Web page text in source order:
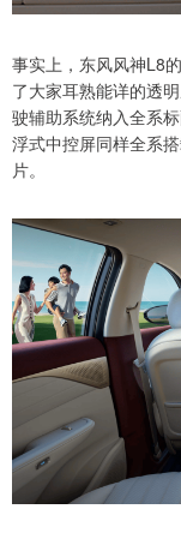
事实上，东风风神L8
了大家耳熟能详的透
驶辅助系统纳入全系
浮式中控屏同样全系
片。